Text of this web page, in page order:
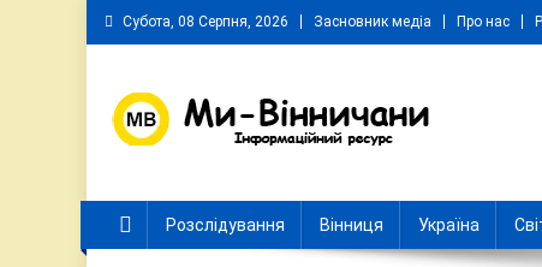
Skip
to
Субота, 08 Серпня, 2026 Засновник медіа Про нас
Розслідування Вінниця Україна